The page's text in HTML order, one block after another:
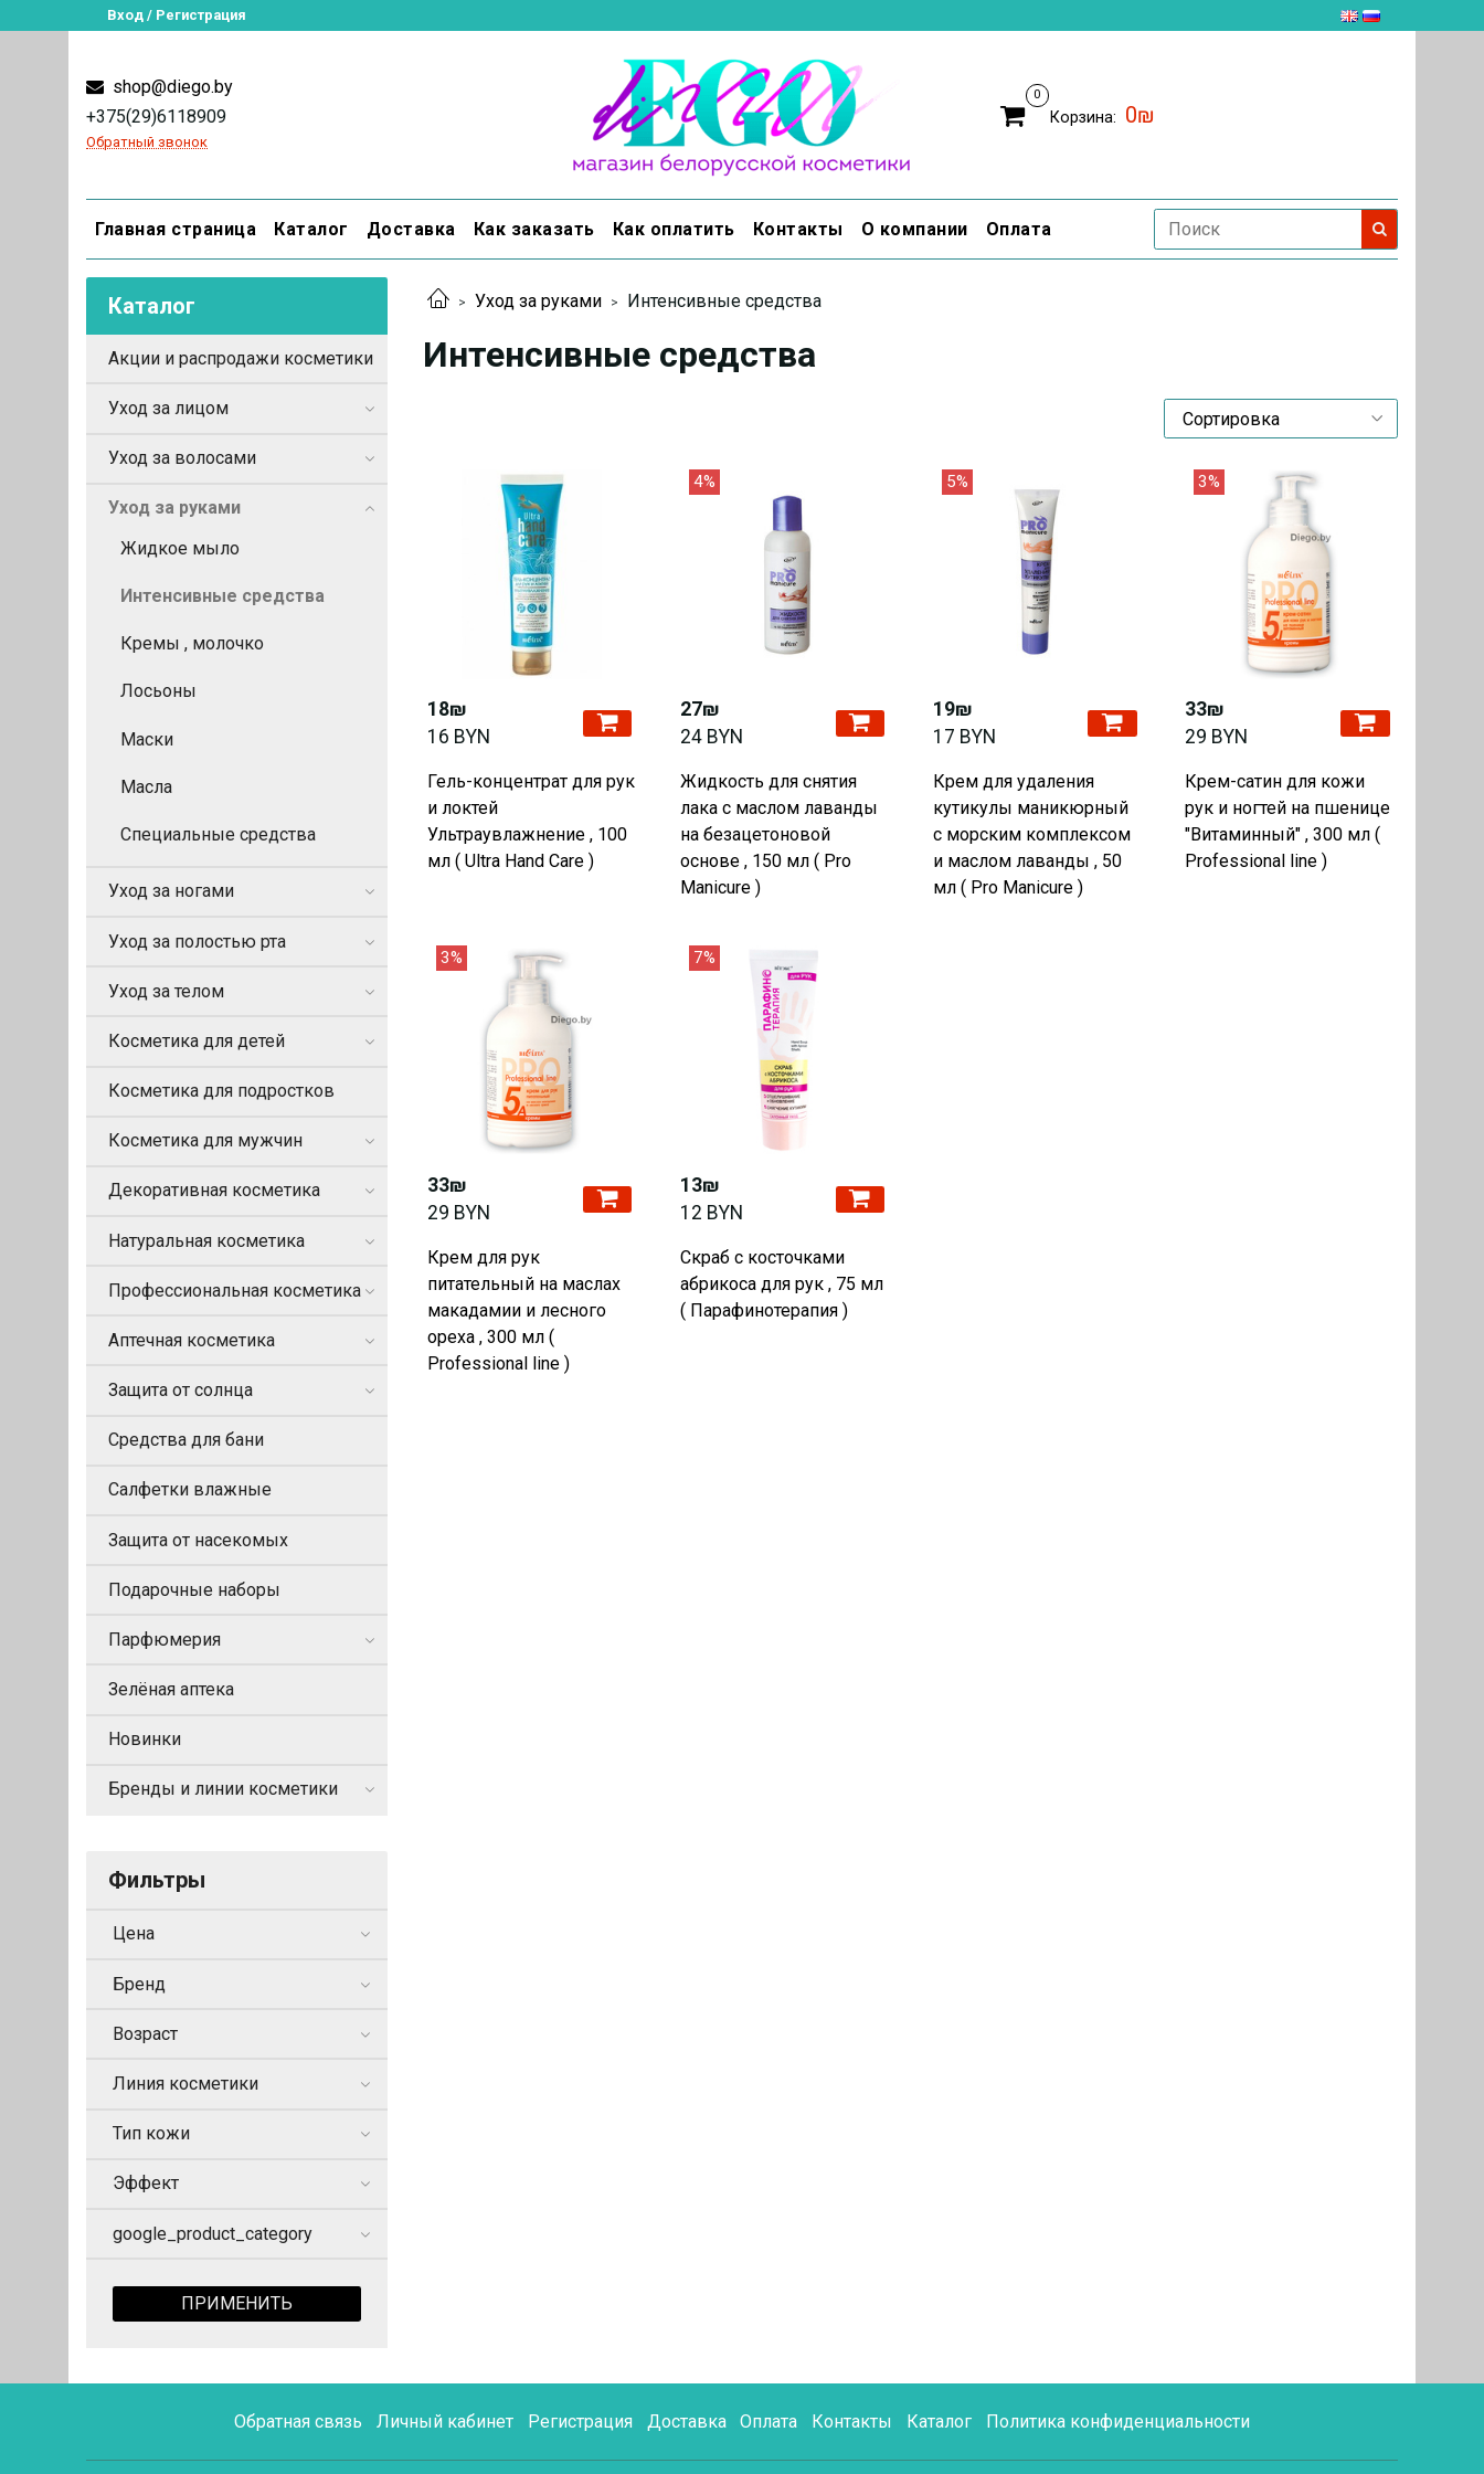
Вход / Регистрация
shop@diego.by
+375(29)6118909
Обратный звонок
0
Корзина: 0₪
Главная страница Каталог Доставка Как заказать Как оплатить Контакты О компании Оплата
Уход за руками Интенсивные средства
Интенсивные средства
18₪
16 BYN
Гель-концентрат для рук
и локтей
Ультраувлажнение , 100
мл ( Ultra Hand Care )
4%
27₪
24 BYN
Жидкость для снятия
лака с маслом лаванды
на безацетоновой
основе , 150 мл ( Pro
Manicure )
5%
19₪
17 BYN
Крем для удаления
кутикулы маникюрный
с морским комплексом
и маслом лаванды , 50
мл ( Pro Manicure )
3%
33₪
29 BYN
Крем-сатин для кожи
рук и ногтей на пшенице
"Витаминный" , 300 мл (
Professional line )
3%
33₪
29 BYN
Крем для рук
питательный на маслах
макадамии и лесного
ореха , 300 мл (
Professional line )
7%
13₪
12 BYN
Скраб с косточками
абрикоса для рук , 75 мл
( Парафинотерапия )
Каталог
Акции и распродажи косметики
Уход за лицом
Уход за волосами
Уход за руками
Жидкое мыло
Интенсивные средства
Кремы , молочко
Лосьоны
Маски
Масла
Специальные средства
Уход за ногами
Уход за полостью рта
Уход за телом
Косметика для детей
Косметика для подростков
Косметика для мужчин
Декоративная косметика
Натуральная косметика
Профессиональная косметика
Аптечная косметика
Защита от солнца
Средства для бани
Салфетки влажные
Защита от насекомых
Подарочные наборы
Парфюмерия
Зелёная аптека
Новинки
Бренды и линии косметики
Фильтры
Цена
Бренд
Возраст
Линия косметики
Тип кожи
Эффект
google_product_category
ПРИМЕНИТЬ
Обратная связь Личный кабинет Регистрация Доставка Оплата Контакты Каталог Политика конфиденциальности